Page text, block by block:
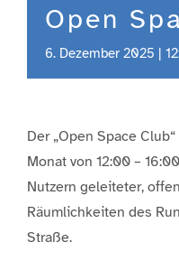
Kontakt
Open
6. Dezember 2025 |
Der „Open Space
Monat von 12:00 –
Nutzern geleiteter,
Räumlichkeiten des
Straße.